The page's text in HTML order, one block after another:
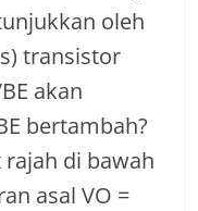
oleh
transistor
akan
bertambah?
di bawah
asal VO =